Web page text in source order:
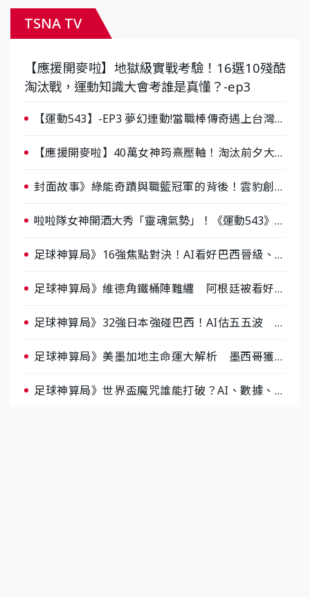
TSNA TV
【應援開麥啦】地獄級實戰考驗！16選10殘酷
淘汰戰，運動知識大會考誰是真懂？-ep3
【運動543】-EP3 夢幻連動!當職棒傳奇遇上台灣女
【應援開麥啦】40萬女神筠熹壓軸！淘汰前夕大混
封面故事》綠能奇蹟與職籃冠軍的背後！雲豹創辦
啦啦隊女神開酒大秀「靈魂氣勢」！《運動543》微
足球神算局》16強焦點對決！AI看好巴西晉級、數
足球神算局》維德角鐵桶陣難纏 阿根廷被看好下
足球神算局》32強日本強碰巴西！AI估五五波 牛
足球神算局》美墨加地主命運大解析 墨西哥獲數
足球神算局》世界盃魔咒誰能打破？AI、數據、塔